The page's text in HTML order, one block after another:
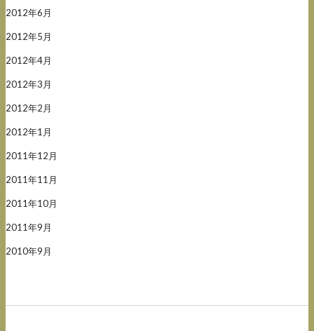
2012年6月
2012年5月
2012年4月
2012年3月
2012年2月
2012年1月
2011年12月
2011年11月
2011年10月
2011年9月
2010年9月